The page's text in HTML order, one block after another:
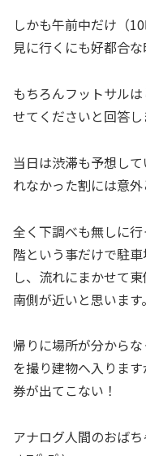
しかも午前中だけ（
見に行くにも好都合な
もちろんフットサル
せてくださいと回答し
当日は渋滞も予想し
れなかった割には意外
全く下調べも無しに
階という事だけで駐
し、流れにまかせて
南側が近いと思います
帰りに場所が分から
を撮り建物へ入りま
券が出てこない！
アナログ人間のおば